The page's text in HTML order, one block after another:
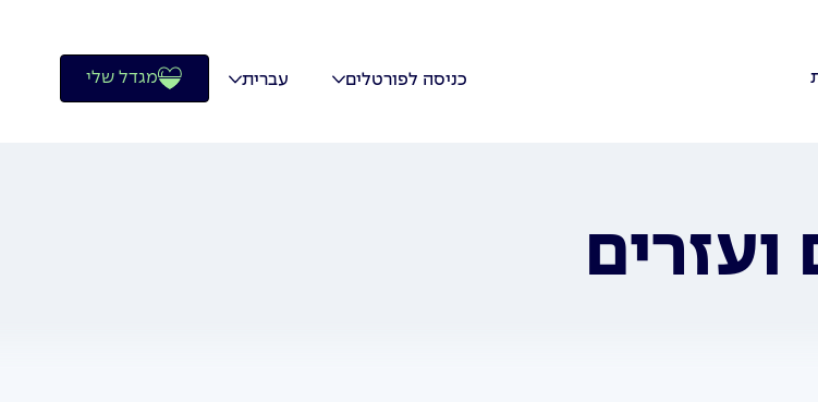
כניסה לפורטלים עברית מגדל שלי
ועזרים